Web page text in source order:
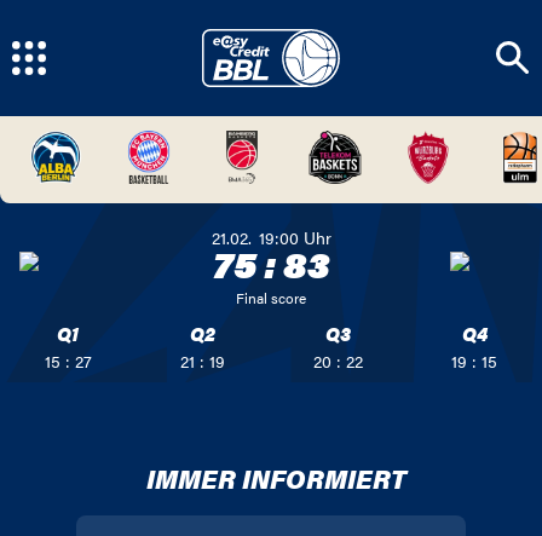
21.02. 19:00 Uhr
75:83
Final score
Q1
15 : 27
Q2
21 : 19
Q3
20 : 22
Q4
19 : 15
IMMER INFORMIERT